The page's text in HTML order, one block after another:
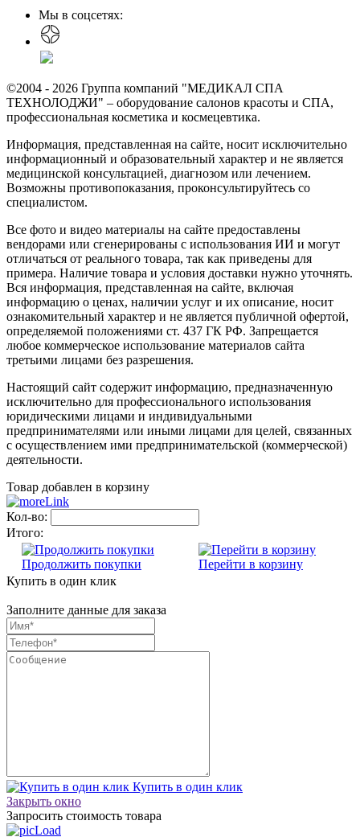
Мы в соцсетях:
©2004 - 2026 Группа компаний "МЕДИКАЛ СПА
ТЕХНОЛОДЖИ" – оборудование салонов красоты и СПА,
профессиональная косметика и космецевтика.
Информация, представленная на сайте, носит исключительно
информационный и образовательный характер и не является
медицинской консультацией, диагнозом или лечением.
Возможны противопоказания, проконсультируйтесь со
специалистом.
Все фото и видео материалы на сайте предоставлены
вендорами или сгенерированы с использования ИИ и могут
отличаться от реального товара, так как приведены для
примера. Наличие товара и условия доставки нужно уточнять.
Вся информация, представленная на сайте, включая
информацию о ценах, наличии услуг и их описание, носит
ознакомительный характер и не является публичной офертой,
определяемой положениями ст. 437 ГК РФ. Запрещается
любое коммерческое использование материалов сайта
третьими лицами без разрешения.
Настоящий сайт содержит информацию, предназначенную
исключительно для профессионального использования
юридическими лицами и индивидуальными
предпринимателями или иными лицами для целей, связанных
с осуществлением ими предпринимательской (коммерческой)
деятельности.
Товар добавлен в корзину
Кол-во:
Итого:
Продолжить покупки
Перейти в корзину
Купить в один клик
Заполните данные для заказа
Купить в один клик
Закрыть окно
Запросить стоимость товара